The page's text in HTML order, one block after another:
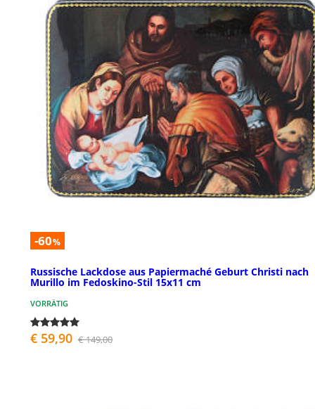
-60%
Russische Lackdose aus Papiermaché Geburt Christi nach
Murillo im Fedoskino-Stil 15x11 cm
VORRÄTIG
€ 59,90 € 149,00